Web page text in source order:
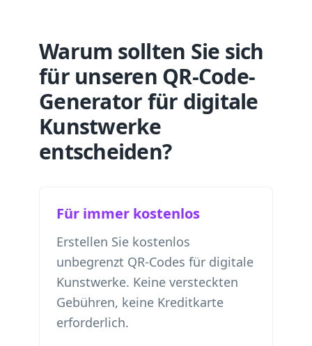
Warum sollten Sie sich
für unseren QR-Code-
Generator für digitale
Kunstwerke
entscheiden?
Für immer kostenlos
Erstellen Sie kostenlos
unbegrenzt QR-Codes für digitale
Kunstwerke. Keine versteckten
Gebühren, keine Kreditkarte
erforderlich.